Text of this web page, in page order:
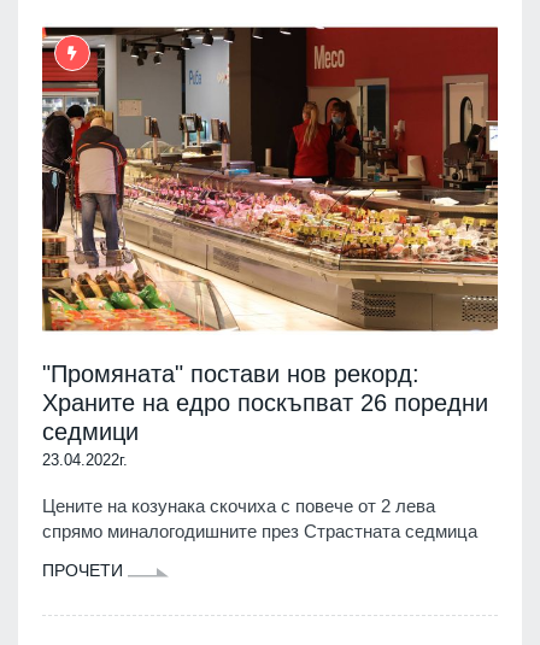
"Промяната" постави нов рекорд:
Храните на едро поскъпват 26 поредни
седмици
23.04.2022г.
Цените на козунака скочиха с повече от 2 лева
спрямо миналогодишните през Страстната седмица
ПРОЧЕТИ